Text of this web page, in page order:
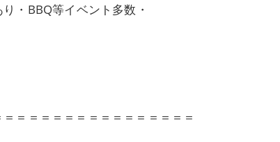
・BBQ等イベント多数・
＝＝＝＝＝＝＝＝＝＝＝＝＝＝＝